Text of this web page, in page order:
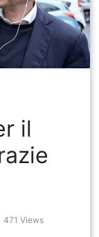
il
471 Views